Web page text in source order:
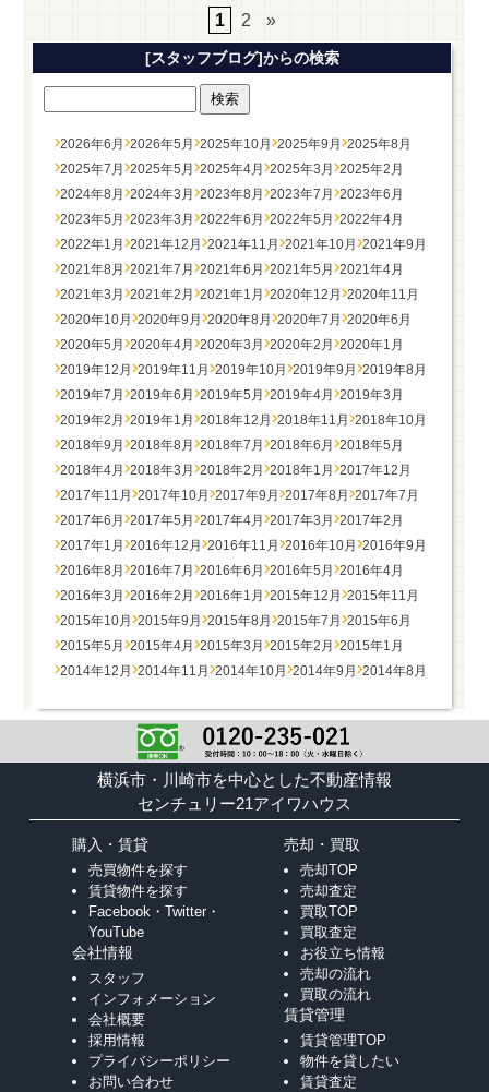
1 2 »
[スタッフブログ]からの検索
2026年6月 2026年5月 2025年10月 2025年9月 2025年8月
2025年7月 2025年5月 2025年4月 2025年3月 2025年2月
2024年8月 2024年3月 2023年8月 2023年7月 2023年6月
2023年5月 2023年3月 2022年6月 2022年5月 2022年4月
2022年1月 2021年12月 2021年11月 2021年10月 2021年9月
2021年8月 2021年7月 2021年6月 2021年5月 2021年4月
2021年3月 2021年2月 2021年1月 2020年12月 2020年11月
2020年10月 2020年9月 2020年8月 2020年7月 2020年6月
2020年5月 2020年4月 2020年3月 2020年2月 2020年1月
2019年12月 2019年11月 2019年10月 2019年9月 2019年8月
2019年7月 2019年6月 2019年5月 2019年4月 2019年3月
2019年2月 2019年1月 2018年12月 2018年11月 2018年10月
2018年9月 2018年8月 2018年7月 2018年6月 2018年5月
2018年4月 2018年3月 2018年2月 2018年1月 2017年12月
2017年11月 2017年10月 2017年9月 2017年8月 2017年7月
2017年6月 2017年5月 2017年4月 2017年3月 2017年2月
2017年1月 2016年12月 2016年11月 2016年10月 2016年9月
2016年8月 2016年7月 2016年6月 2016年5月 2016年4月
2016年3月 2016年2月 2016年1月 2015年12月 2015年11月
2015年10月 2015年9月 2015年8月 2015年7月 2015年6月
2015年5月 2015年4月 2015年3月 2015年2月 2015年1月
2014年12月 2014年11月 2014年10月 2014年9月 2014年8月
横浜市・川崎市を中心とした不動産情報
センチュリー21アイワハウス
購入・賃貸
売買物件を探す
賃貸物件を探す
Facebook・Twitter・
YouTube
会社情報
スタッフ
インフォメーション
会社概要
採用情報
プライバシーポリシー
お問い合わせ
売却・買取
売却TOP
売却査定
買取TOP
買取査定
お役立ち情報
売却の流れ
買取の流れ
賃貸管理
賃貸管理TOP
物件を貸したい
賃貸査定